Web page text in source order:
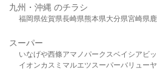
九州・沖縄 のチラシ
福岡県佐賀県長崎県熊本県大分県宮崎県
スーパー
いなげや西條アマノパークスベイシア ビ
イオンカスミ マルエツ スーパーバリュー